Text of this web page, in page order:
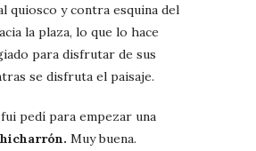
quiosco y contra esquina del
la plaza, lo que lo hace
para disfrutar de sus
se disfruta el paisaje.
pedí para empezar una
Muy buena.